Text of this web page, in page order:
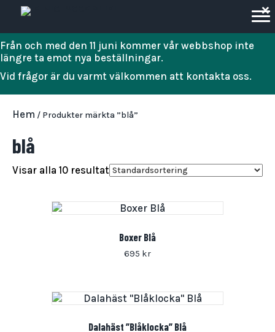
Från och med den 11 juni kommer vår webbshop inte
längre ta emot nya beställningar.
Vid frågor är du varmt välkommen att kontakta oss.
Hem / Produkter märkta ”blå”
blå
Visar alla 10 resultat
Boxer Blå
695 kr
Dalahäst ”Blåklocka” Blå
×